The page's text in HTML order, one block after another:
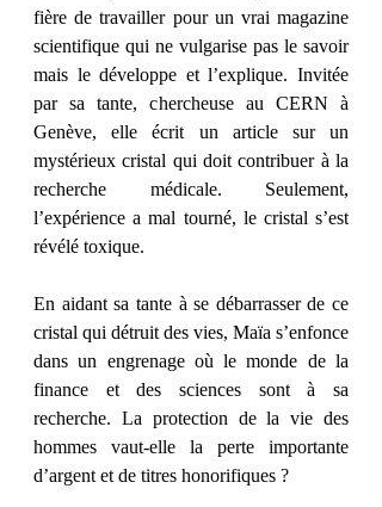
fière de travailler pour un vrai magazine
scientifique qui ne vulgarise pas le savoir
mais le développe et l’explique. Invitée
par sa tante, chercheuse au CERN à
Genève, elle écrit un article sur un
mystérieux cristal qui doit contribuer à la
recherche médicale. Seulement,
l’expérience a mal tourné, le cristal s’est
révélé toxique.
En aidant sa tante à se débarrasser de ce
cristal qui détruit des vies, Maïa s’enfonce
dans un engrenage où le monde de la
finance et des sciences sont à sa
recherche. La protection de la vie des
hommes vaut-elle la perte importante
d’argent et de titres honorifiques ?